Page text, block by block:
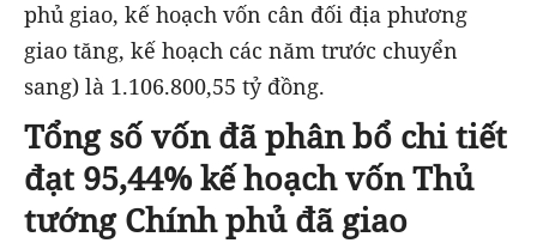
phủ giao, kế hoạch vốn cân đối địa phương
giao tăng, kế hoạch các năm trước chuyển
sang) là 1.106.800,55 tỷ đồng.
Tổng số vốn đã phân bổ chi tiết
đạt 95,44% kế hoạch vốn Thủ
tướng Chính phủ đã giao